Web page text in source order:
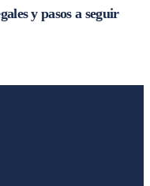
y pasos a seguir